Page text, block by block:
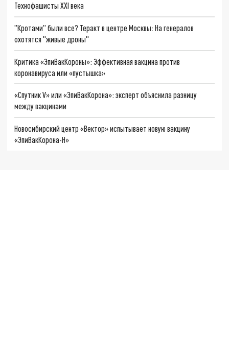
Технофашисты XXI века
"Кротами" были все? Теракт в центре Москвы: На генералов
охотятся "живые дроны"
Критика «ЭпиВакКороны»: Эффективная вакцина против
коронавируса или «пустышка»
«Спутник V» или «ЭпиВакКорона»: эксперт объяснила разницу
между вакцинами
Новосибирский центр «Вектор» испытывает новую вакцину
«ЭпиВакКорона-Н»